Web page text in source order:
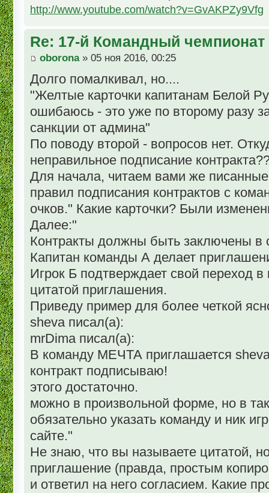
http://www.youtube.com/watch?v=GvAKPZy9Vfg
Re: 17-й Командный чемпионат
oborona» 05 ноя 2016, 00:25
Долго помалкивал, но....
"Желтые карточки капитанам Белой
ошибаюсь - это уже по второму разу
санкции от админа"
По поводу второй - вопросов нет.
неправильное подписание
Для начала, читаем вами же
правил подписания контрактов с
очков." Какие карточки? Были
Далее:"
Контракты должны быть заключены
Капитан команды А делает
Игрок Б подтверждает свой переход
цитатой приглашения.
Приведу пример для более четкой
sheva писал(а):
mrDima писал(а):
В команду МЕЧТА приглашается
контракт подписываю!
этого достаточно.
можно в произвольной форме, но в
обязательно указать команду и ник
сайте."
Не знаю, что вы называете цитатой,
приглашение (правда, простым
и ответил на него согласием. Какие